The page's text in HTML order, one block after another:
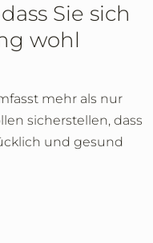
Sie sich
wohl
mehr als nur
sicherstellen, dass
und gesund